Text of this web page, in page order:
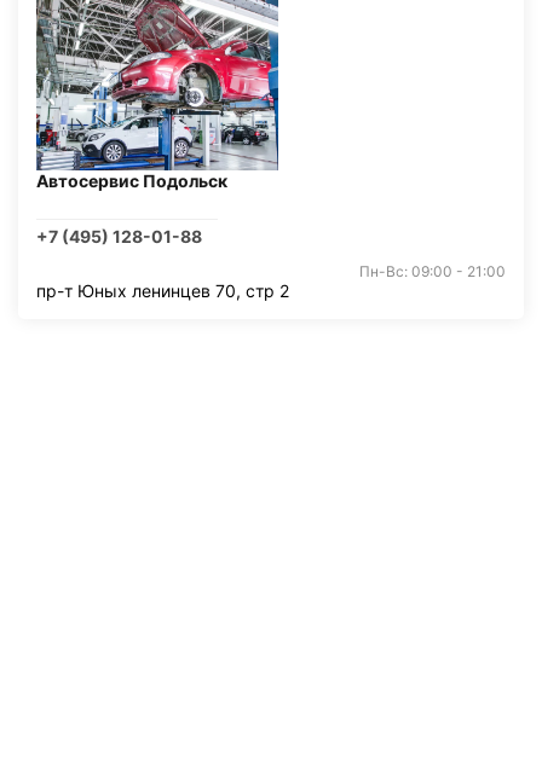
Автосервис Подольск
+7 (495) 128-01-88
Пн-Вс: 09:00 - 21:00
пр-т Юных ленинцев 70, стр 2